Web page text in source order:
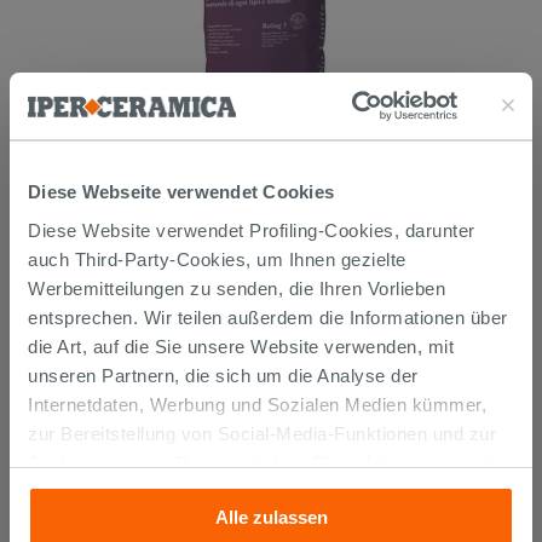
Diese Webseite verwendet Cookies
Diese Website verwendet Profiling-Cookies, darunter
auch Third-Party-Cookies, um Ihnen gezielte
Werbemitteilungen zu senden, die Ihren Vorlieben
entsprechen. Wir teilen außerdem die Informationen über
die Art, auf die Sie unsere Website verwenden, mit
unseren Partnern, die sich um die Analyse der
Internetdaten, Werbung und Sozialen Medien kümmer,
zur Bereitstellung von Social-Media-Funktionen und zur
Analyse unseres Datenverkehrs. Diese könnten sie mit
anderen Informationen, die Sie ihnen geliefert haben oder
die sie aufgrund Ihrer Verwendung ihrer Dienste
Alle zulassen
Mehrzweckkleber Weiss 25 kg -
Kerakoll H40 No Limits
26,99 € /STK.
IN DEN WARENKORB LEGEN